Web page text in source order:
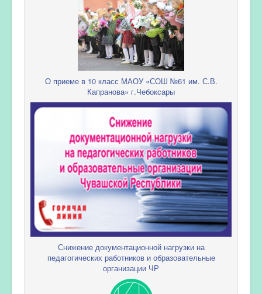
О приеме в 10 класс МАОУ «СОШ №61 им. С.В.
Капранова» г.Чебоксары
Снижение документационной нагрузки на
педагогических работников и образовательные
организации ЧР